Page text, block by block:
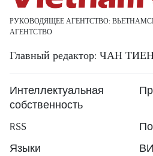
РУКОВОДЯЩЕЕ АГЕНТСТВО:
АГЕНТСТВО
Главный редактор: ЧАН
Интеллектуальная
собственность
RSS
Языки